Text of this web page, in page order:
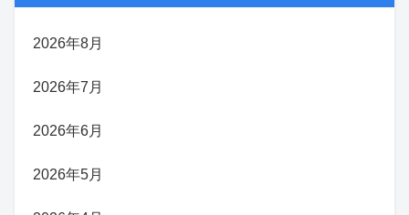
2026年8月
2026年7月
2026年6月
2026年5月